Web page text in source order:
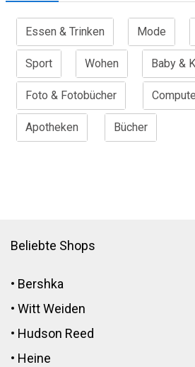
Essen & Trinken Mode
Sport Wohen Baby &
Foto & Fotobücher
Apotheken Bücher
Beliebte Shops
• Bershka
• Witt Weiden
• Hudson Reed
• Heine